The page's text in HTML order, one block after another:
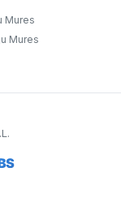
Mures
Mures